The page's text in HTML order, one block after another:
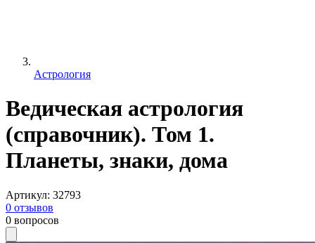
Астрология
Ведическая астрология
(справочник). Том 1.
Планеты, знаки, дома
Артикул: 32793
0 отзывов
0 вопросов